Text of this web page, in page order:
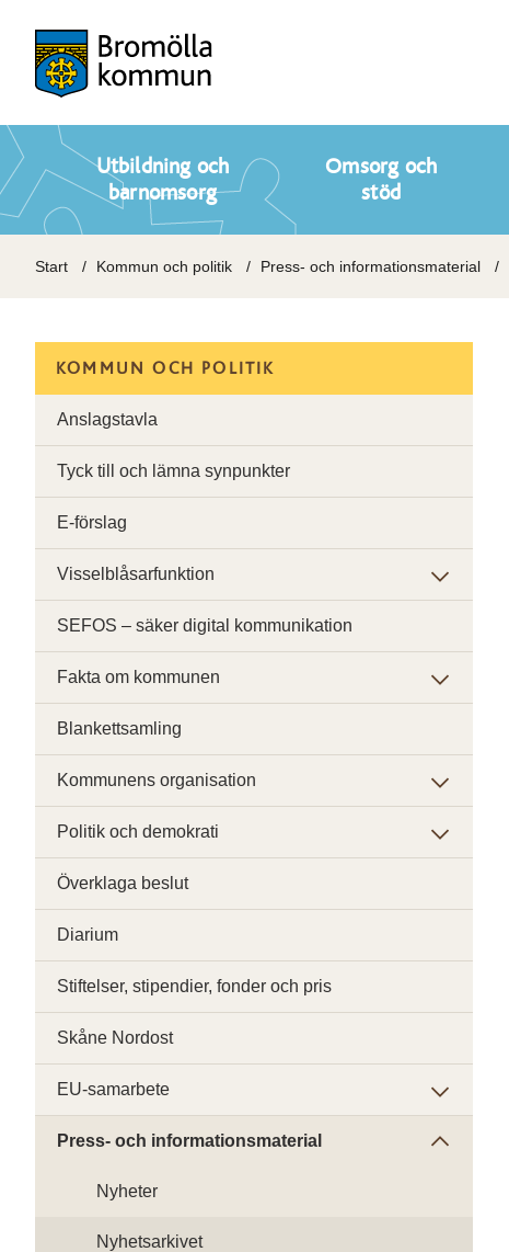
Utbildning och
barnomsorg
Omsorg och
stöd
Start Kommun och politik Press- och informationsmaterial
KOMMUN OCH POLITIK
Anslagstavla
Tyck till och lämna synpunkter
E-förslag
Visselblåsarfunktion
SEFOS – säker digital kommunikation
Fakta om kommunen
Blankettsamling
Kommunens organisation
Politik och demokrati
Överklaga beslut
Diarium
Stiftelser, stipendier, fonder och pris
Skåne Nordost
EU-samarbete
Press- och informationsmaterial
Nyheter
Nyhetsarkivet